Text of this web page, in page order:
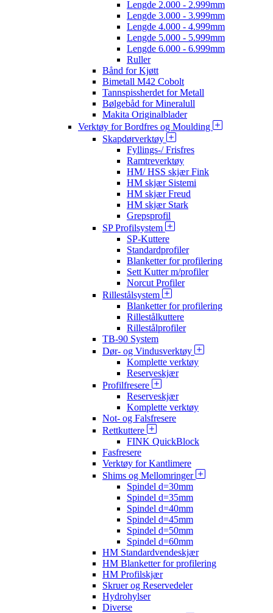
Lengde 2.000 - 2.999mm
Lengde 3.000 - 3.999mm
Lengde 4.000 - 4.999mm
Lengde 5.000 - 5.999mm
Lengde 6.000 - 6.999mm
Ruller
Bånd for Kjøtt
Bimetall M42 Cobolt
Tannspissherdet for Metall
Bølgebåd for Mineralull
Makita Originalblader
Verktøy for Bordfres og Moulding
Skapdørverktøy
Fyllings-/ Frisfres
Ramtreverktøy
HM/ HSS skjær Fink
HM skjær Sistemi
HM skjær Freud
HM skjær Stark
Grepsprofil
SP Profilsystem
SP-Kuttere
Standardprofiler
Blanketter for profilering
Sett Kutter m/profiler
Norcut Profiler
Rillestålsystem
Blanketter for profilering
Rillestålkuttere
Rillestålprofiler
TB-90 System
Dør- og Vindusverktøy
Komplette verktøy
Reserveskjær
Profilfresere
Reserveskjær
Komplette verktøy
Not- og Falsfresere
Rettkuttere
FINK QuickBlock
Fasfresere
Verktøy for Kantlimere
Shims og Mellomringer
Spindel d=30mm
Spindel d=35mm
Spindel d=40mm
Spindel d=45mm
Spindel d=50mm
Spindel d=60mm
HM Standardvendeskjær
HM Blanketter for profilering
HM Profilskjær
Skruer og Reservedeler
Hydrohylser
Diverse